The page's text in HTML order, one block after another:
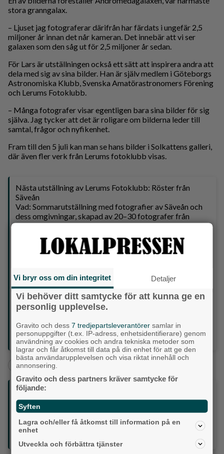
stora granngalax.
– Ljuset jag fotograferar därifrån har färdats i ungefär 2,5
miljoner år innan det når kameran. Det innebär att vi ser
galaxen som den såg ut för 2,5 miljoner år sedan.
För Lars är utställningen också ett sätt att inspirera andra att
dela med sig av sina bilder. Han är själv medlem i Göteborgs
Astronomiska Klubb, Svenska Amatörastronomers Förening
och Lerums Fotoklubb.
– Många fotografer visar egentligen bara sina bilder för sig
själva. Jag tycker att det är roligare om bilderna leder till
samtal, frågor och nyfikenhet.
Fram till den 5 juli kan man se hans bilder i Solkattens galleri,
där även fler verk från Lerums fotoklubb visas.
Nästa utställning av Lerums Fotoklubb: Röster från
Säveån
Vad: Sommarutställning med fotografier av Säveån och
dess omgivningar, skapad av 20–30 fotografer från
Lerums Fotoklubb.
Var: Hillefors grynkvarn, Hilleforsvägen 9 i Stenkullen.
När: Vernissage 4–5 juli klockan 11–15. Utställningen
visas därefter varje helg fram till den 13 september.
Om utställningen: Genom cirka 200 bilder skildras
Säveån från källan i Vänga mosse utanför Borås till
utloppet i Göta älv. Motiven spänner från djur- och
naturupplevelser till mänsklig aktivitet längs ån, med
målet att visa både välkända miljöer och nya perspektiv
på ett av Västsveriges mest värdefulla vattendrag.
Arrangörer: Lerums Fotoklubb i samarbete med
Hillefors grynkvarn.
Lerum + Kultur & Nöje
Följ oss på sociala medier:
Din enda lokaltidning som kommer på papper och är helt
GRATIS!
Lokalpressen, på webben, i brevlådan och sociala medier.
Vi bryr oss om din integritet Detaljer
Vi behöver ditt samtycke för att kunna ge en
personlig upplevelse.
Gravito och dess7 tredjepartsleverantörer samlar in
personuppgifter (t.ex. IP-adress, enhetsidentifierare) genom
användning av cookies och andra tekniska metoder som
lagrar och får åtkomst till data på din enhet för att ge den
bästa användarupplevelsen och visa riktat innehåll och
annonsering.
Gravito och dess partners kräver samtycke för
följande:
Syften
Lagra och/eller få åtkomst till information på en
enhet
Utveckla och förbättra tjänster